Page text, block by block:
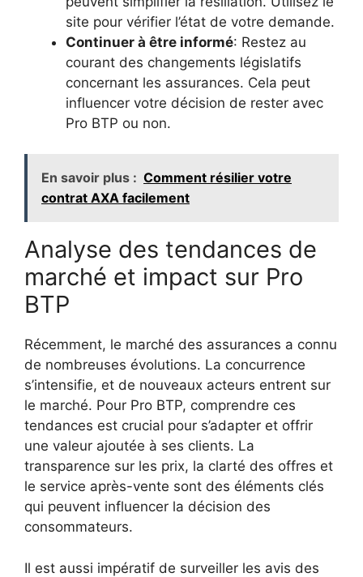
site pour vérifier l’état de votre demande.
Continuer à être informé: Restez au
courant des changements législatifs
concernant les assurances. Cela peut
influencer votre décision de rester avec
Pro BTP ou non.
En savoir plus : Comment résilier votre
contrat AXA facilement
Analyse des tendances de
marché et impact sur Pro
BTP
Récemment, le marché des assurances a connu
de nombreuses évolutions. La concurrence
s’intensifie, et de nouveaux acteurs entrent sur
le marché. Pour Pro BTP, comprendre ces
tendances est crucial pour s’adapter et offrir
une valeur ajoutée à ses clients. La
transparence sur les prix, la clarté des offres et
le service après-vente sont des éléments clés
qui peuvent influencer la décision des
consommateurs.
Il est aussi impératif de surveiller les avis des